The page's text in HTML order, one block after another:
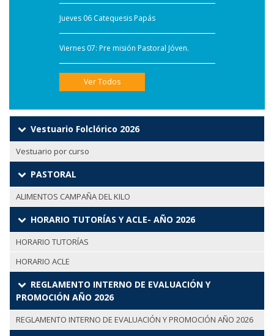
Jueves 06 Catequesis Papás
Viernes 07: Pre misión Pastoral Jóven.
Ver Todos
Vestuario Folclórico 2026
Vestuario por curso
PASTORAL
ALIMENTOS CAMPAÑA DEL KILO
HORARIO TUTORÍAS Y ACLE- AÑO 2026
HORARIO TUTORÍAS
HORARIO ACLE
REGLAMENTO INTERNO DE EVALUACIÓN Y
PROMOCIÓN AÑO 2026
REGLAMENTO INTERNO DE EVALUACIÓN Y PROMOCIÓN AÑO 2026